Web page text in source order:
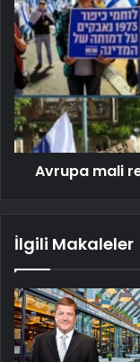
Avrupa mali
İlgili Makaleler